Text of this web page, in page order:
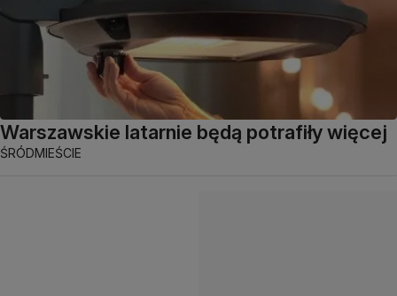
Warszawskie latarnie będą potrafiły więcej
ŚRÓDMIEŚCIE